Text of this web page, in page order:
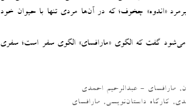
«اندوه» چخوف؛ که در آن‌ها مردی تنها با حیوان خود
می‌شود گفت که الگوی «مارافسای» الگوی سفر است؛ سفری
, مارافسای - عبدالرحیم احمدی
, کارگاه داستان‌نویسی, مارافسای